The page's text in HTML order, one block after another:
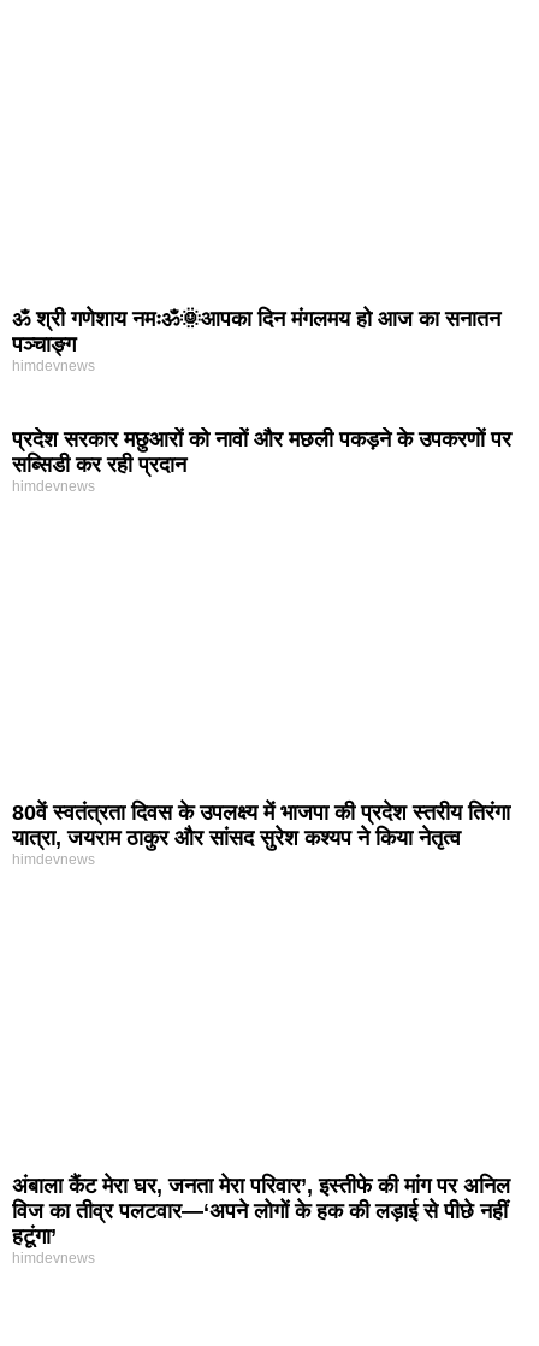
ॐ श्री गणेशाय नमःॐ🌞आपका दिन मंगलमय हो आज का सनातन
पञ्चाङ्ग
himdevnews
प्रदेश सरकार मछुआरों को नावों और मछली पकड़ने के उपकरणों पर
सब्सिडी कर रही प्रदान
himdevnews
80वें स्वतंत्रता दिवस के उपलक्ष्य में भाजपा की प्रदेश स्तरीय तिरंगा
यात्रा, जयराम ठाकुर और सांसद सुरेश कश्यप ने किया नेतृत्व
himdevnews
अंबाला कैंट मेरा घर, जनता मेरा परिवार’, इस्तीफे की मांग पर अनिल
विज का तीव्र पलटवार—‘अपने लोगों के हक की लड़ाई से पीछे नहीं
हटूंगा’
himdevnews